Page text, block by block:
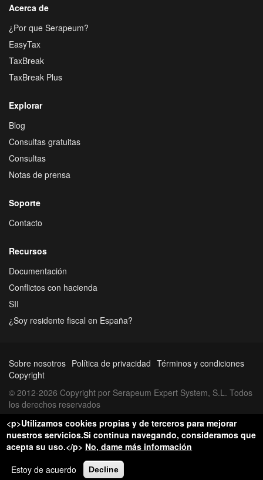
Acerca de
¿Por que Serapeum?
EasyTax
TaxBreak
TaxBreak Plus
Explorar
Blog
Consultas gratuitas
Consultas
Notas de prensa
Soporte
Contacto
Recursos
Documentación
Conflictos con hacienda
SII
¿Soy residente fiscal en España?
Sobre nosotros Política de privacidad Términos y condiciones
Copyright
© 2012-2026 Copyright por Serapeum Expert System, S.L. Todos
los derechos reservados
<p>Utilizamos cookies propias y de terceros para mejorar
nuestros servicios.Si continua navegando, consideramos que
acepta su uso.</p> No, dame más información
Estoy de acuerdo
Decline